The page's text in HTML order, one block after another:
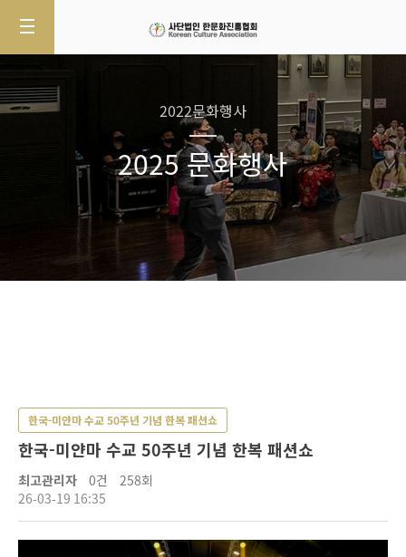
2022문화행사
2025 문화행사
한국-미얀마 수교 50주년 기념 한복 패션쇼
한국-미얀마 수교 50주년 기념 한복 패션쇼
최고관리자 0건
258회
26-03-19 16:35